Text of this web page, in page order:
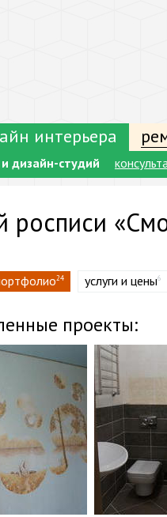
интерьера
дизайн-студий
росписи
24 услуги и цены6
проекты: